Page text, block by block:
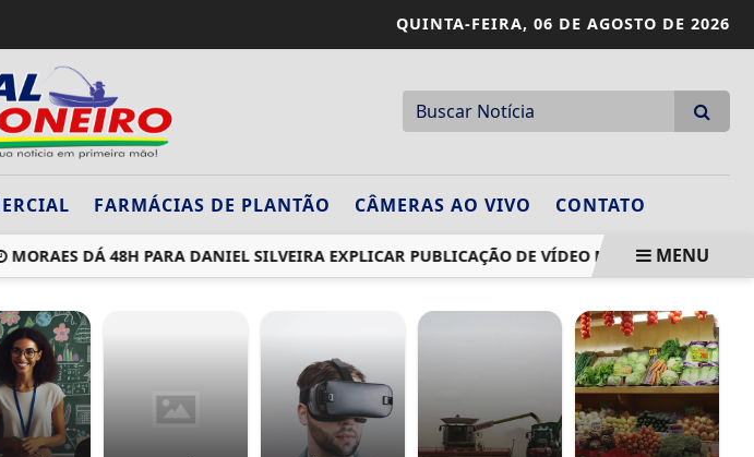
QUINTA-FEIRA, 06 DE AGOSTO DE 2026
FARMÁCIAS DE PLANTÃO CÂMERAS AO VIVO CONTATO
DÁ 48H PARA DANIEL SILVEIRA EXPLICAR PUBLICAÇÃO DE VÍDEO NO X GOVERNO
MENU